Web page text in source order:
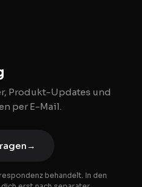
Produkt-Updates und
per E-Mail.
→
behandelt. In den